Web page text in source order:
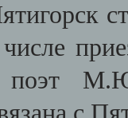
поэт